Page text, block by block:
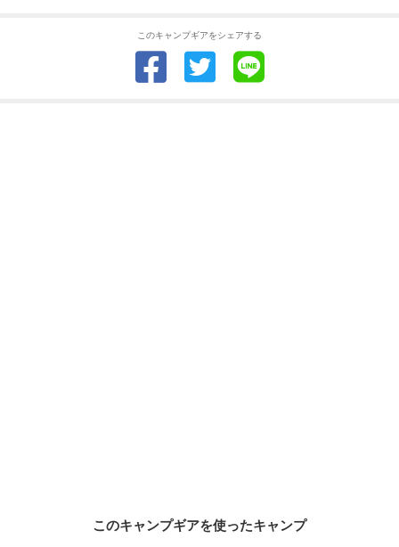
このキャンプギアをシェアする
このキャンプギアを使ったキャンプ